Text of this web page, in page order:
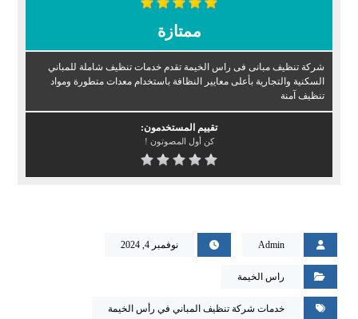
ممتازة
شركة تنظيف مبانى فى راس الخيمة تقدم خدمات تنظيف شاملة للمباني
السكنية والتجارية بأعلى معايير النظافة باستخدام معدات متطورة ومواد
تنظيف آمنة
تقييم المستخدمون:
كن أول المصوتون !
Admin نوفمبر 4, 2024
راس الخيمة
خدمات شركة تنظيف المباني في رأس الخيمة